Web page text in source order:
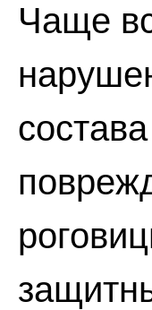
Чаще